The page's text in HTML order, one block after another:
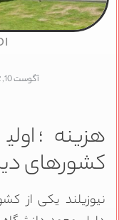
آگوست 10, 2022
دیگر
یکی از